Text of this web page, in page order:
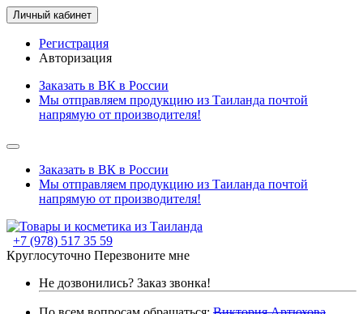
Личный кабинет
Регистрация
Авторизация
Заказать в ВК в России
Мы отправляем продукцию из Таиланда почтой
напрямую от производителя!
Заказать в ВК в России
Мы отправляем продукцию из Таиланда почтой
напрямую от производителя!
+7 (978) 517 35 59
Круглосуточно Перезвоните мне
Не дозвонились? Заказ звонка!